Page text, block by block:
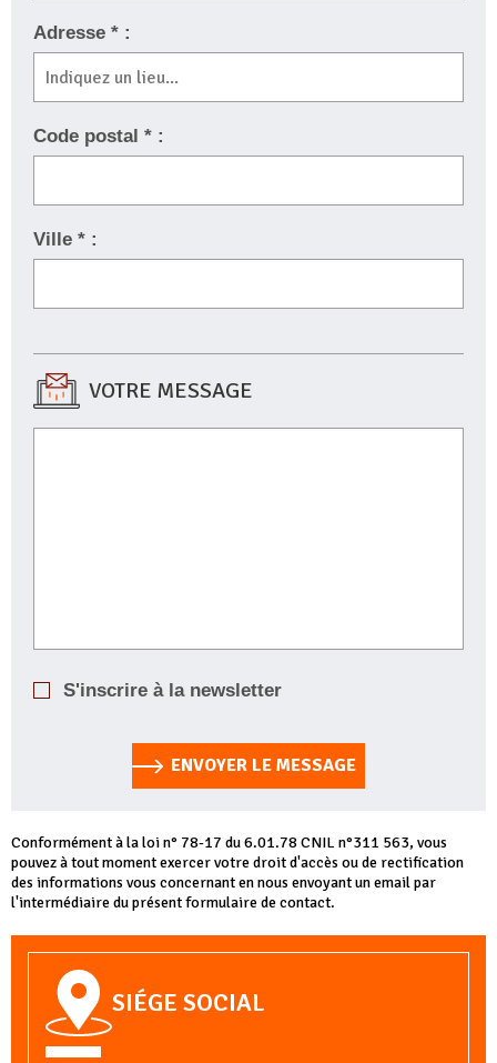
Adresse * :
Code postal * :
Ville * :
VOTRE MESSAGE
S'inscrire à la newsletter
ENVOYER LE MESSAGE
Conformément à la loi n° 78-17 du 6.01.78 CNIL n°311 563, vous
pouvez à tout moment exercer votre droit d'accès ou de rectification
des informations vous concernant en nous envoyant un email par
l'intermédiaire du présent formulaire de contact.
SIÉGE SOCIAL